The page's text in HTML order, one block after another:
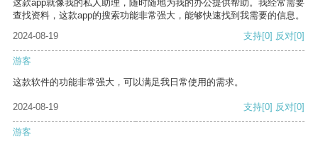
这款app就像我的私人助理，随时随地为我的办公提供帮助。我经常需要
查找资料，这款app的搜索功能非常强大，能够快速找到我需要的信息。
2024-08-19
支持[0] 反对[0]
游客
这款软件的功能非常强大，可以满足我日常使用的需求。
2024-08-19 支持[0] 反对[0]
游客